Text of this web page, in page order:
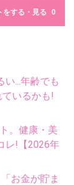
をする・見る
...年齢でも
いるかも!
。健康・美
レ!【2026年
お金が貯ま